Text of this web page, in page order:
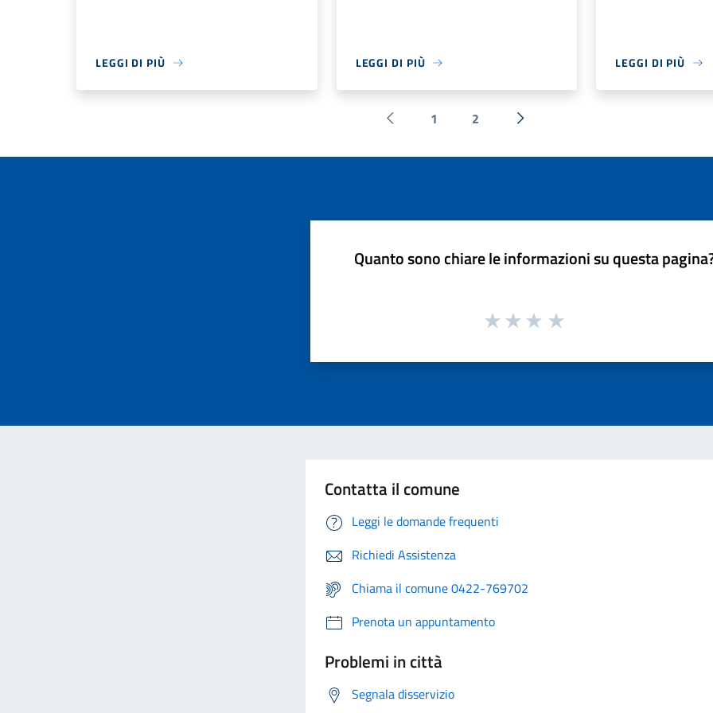
LEGGI DI PIÙ LEGGI DI PIÙ LEGGI DI PIÙ
Pagina precedente
1 2
Successiva »
Quanto sono chiare le informazioni su questa
Contatta il comune
Leggi le domande frequenti
Richiedi Assistenza
Chiama il comune 0422-769702
Prenota un appuntamento
Problemi in città
Segnala disservizio